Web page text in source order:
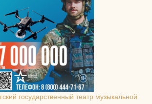
государственный театр музыкальной